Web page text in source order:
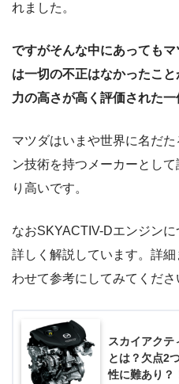
れました。
ですがそんな中にあっても
は一切の不正はなかったこ
力の高さが高く評価された一
マツダはいまや世界に名だ
ン技術を持つメーカーとし
り高いです。
なおSKYACTIV-Dエンジン
詳しく解説しています。詳
わせて参考にしてみてくださ
スカイアクテ
とは？欠点2
性に難あり？